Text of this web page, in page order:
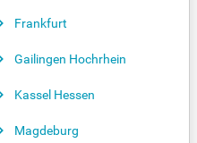
Frankfurt
Gailingen Hochrhein
Kassel Hessen
Magdeburg